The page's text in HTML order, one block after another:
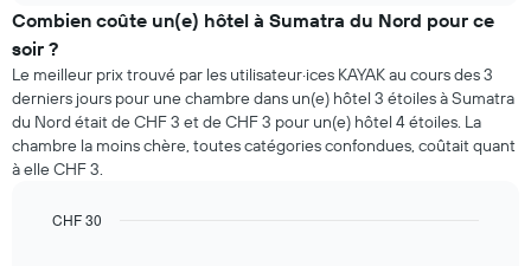
le
graphique,
1
axe
Y
indiquent
le
prix
d'une
indique
prix
moyen
d'une
chambre
par
jour
le
Combien coûte un(e) hôtel à Sumatra du Nord pour ce
soir ?
Le meilleur prix trouvé par les utilisateur·ices KAYAK au cours des 3
derniers jours pour une chambre dans un(e) hôtel 3 étoiles à Sumatra
du Nord était de CHF 3 et de CHF 3 pour un(e) hôtel 4 étoiles. La
chambre la moins chère, toutes catégories confondues, coûtait quant
à elle CHF 3.
CHF 30